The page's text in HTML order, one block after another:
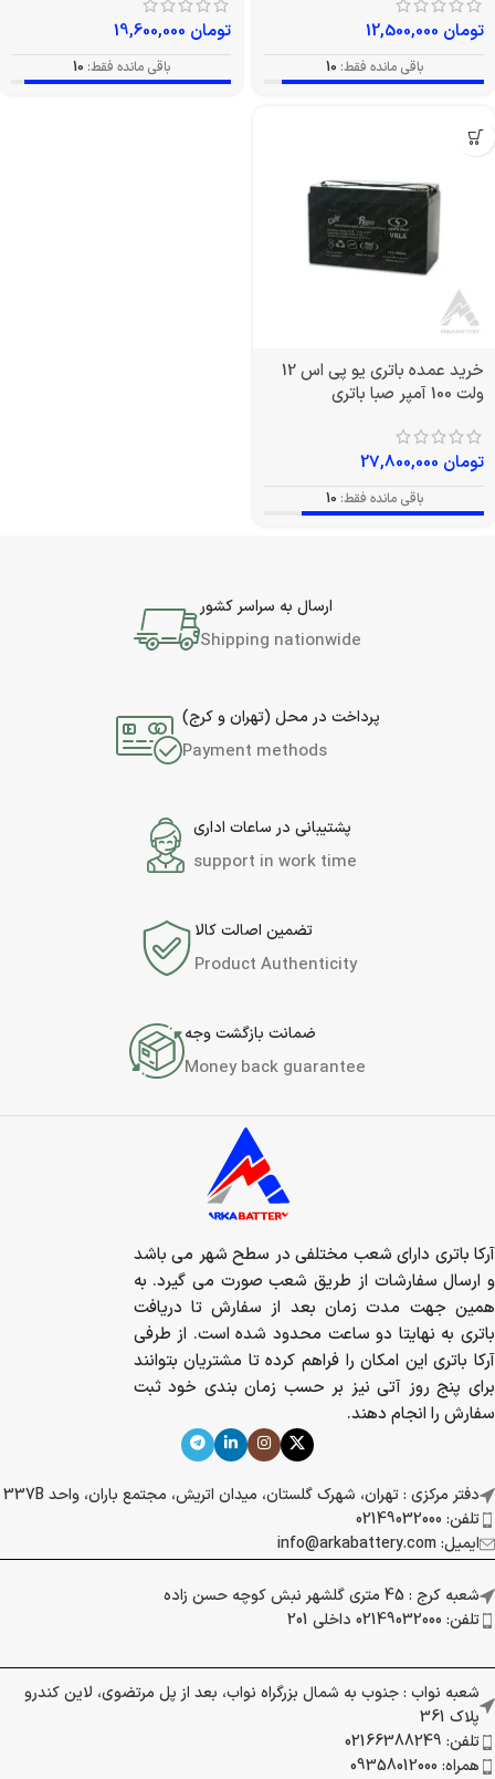
تومان
باقی مانده فقط: 10
تومان
باقی مانده فقط: 10
خرید عمده باتری یو پی اس 12
ولت 100 آمپر صبا باتری
تومان
باقی مانده فقط: 10
ارسال به سراسر کشور
Shipping nationwide
پرداخت در محل (تهران و کرج)
Payment methods
پشتیبانی در ساعات اداری
support in work time
تضمین اصالت کالا
Product Authenticity
ضمانت بازگشت وجه
Money back guarantee
آرکا باتری دارای شعب مختلفی در سطح شهر می باشد
و ارسال سفارشات از طریق شعب صورت می گیرد. به
همین جهت مدت زمان بعد از سفارش تا دریافت
باتری به نهایتا دو ساعت محدود شده است. از طرفی
آرکا باتری این امکان را فراهم کرده تا مشتریان بتوانند
برای پنج روز آتی نیز بر حسب زمان بندی خود ثبت
سفارش را انجام دهند.
دفتر مرکزی : تهران، شهرک گلستان، میدان اتریش، مجتمع باران، واحد 337B
تلفن: 02149032000
ایمیل: info@arkabattery.com
شعبه کرج : 45 متری گلشهر نبش کوچه حسن زاده
تلفن: 02149032000 داخلی 201
شعبه نواب : جنوب به شمال بزرگراه نواب، بعد از پل مرتضوی، لاین کندرو
پلاک 361
تلفن: 02166388249
همراه: 09358012000